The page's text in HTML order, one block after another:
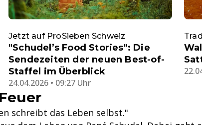
Jetzt auf ProSieben Schweiz
"Schudel’s Food Stories": Die
Sendezeiten der neuen Best-of-
Staffel im Überblick
24.04.2026 • 09:27 Uhr
schreibt das Leben selbst."